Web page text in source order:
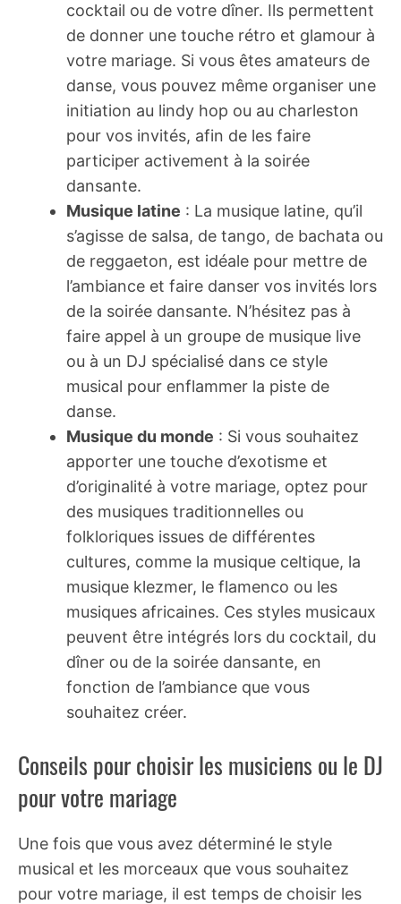
cocktail ou de votre dîner. Ils permettent
de donner une touche rétro et glamour à
votre mariage. Si vous êtes amateurs de
danse, vous pouvez même organiser une
initiation au lindy hop ou au charleston
pour vos invités, afin de les faire
participer activement à la soirée
dansante.
Musique latine : La musique latine, qu’il
s’agisse de salsa, de tango, de bachata ou
de reggaeton, est idéale pour mettre de
l’ambiance et faire danser vos invités lors
de la soirée dansante. N’hésitez pas à
faire appel à un groupe de musique live
ou à un DJ spécialisé dans ce style
musical pour enflammer la piste de
danse.
Musique du monde : Si vous souhaitez
apporter une touche d’exotisme et
d’originalité à votre mariage, optez pour
des musiques traditionnelles ou
folkloriques issues de différentes
cultures, comme la musique celtique, la
musique klezmer, le flamenco ou les
musiques africaines. Ces styles musicaux
peuvent être intégrés lors du cocktail, du
dîner ou de la soirée dansante, en
fonction de l’ambiance que vous
souhaitez créer.
Conseils pour choisir les musiciens ou le DJ
pour votre mariage
Une fois que vous avez déterminé le style
musical et les morceaux que vous souhaitez
pour votre mariage, il est temps de choisir les